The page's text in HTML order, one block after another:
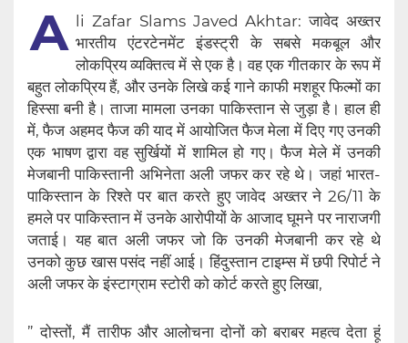
A li Zafar Slams Javed Akhtar: जावेद अख्तर
भारतीय एंटरटेनमेंट इंडस्ट्री के सबसे मकबूल और
लोकप्रिय व्यक्तित्व में से एक है। वह एक गीतकार के रूप में
बहुत लोकप्रिय हैं, और उनके लिखे कई गाने काफी मशहूर फिल्मों का
हिस्सा बनी है। ताजा मामला उनका पाकिस्तान से जुड़ा है। हाल ही
में, फैज अहमद फैज की याद में आयोजित फैज मेला में दिए गए उनकी
एक भाषण द्वारा वह सुर्खियों में शामिल हो गए। फैज मेले में उनकी
मेजबानी पाकिस्तानी अभिनेता अली जफर कर रहे थे। जहां भारत-
पाकिस्तान के रिश्ते पर बात करते हुए जावेद अख्तर ने 26/11 के
हमले पर पाकिस्तान में उनके आरोपीयों के आजाद घूमने पर नाराजगी
जताई। यह बात अली जफर जो कि उनकी मेजबानी कर रहे थे
उनको कुछ खास पसंद नहीं आई। हिंदुस्तान टाइम्स में छपी रिपोर्ट ने
अली जफर के इंस्टाग्राम स्टोरी को कोर्ट करते हुए लिखा,
” दोस्तों, मैं तारीफ और आलोचना दोनों को बराबर महत्व देता हूं